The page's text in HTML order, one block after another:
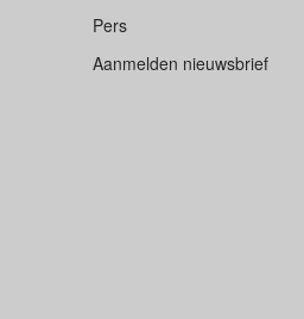
Pers
Aanmelden nieuwsbrief